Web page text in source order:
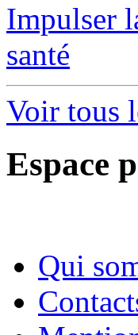
Impulser
santé
Voir tous
Espace
Qui